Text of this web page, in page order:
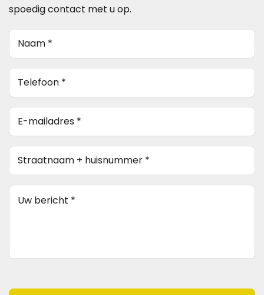
spoedig contact met u op.
Naam
telefoon
E-
mailadres
*
(Vereist)
Straatnaam
huisnummer(Vereist)
Bericht